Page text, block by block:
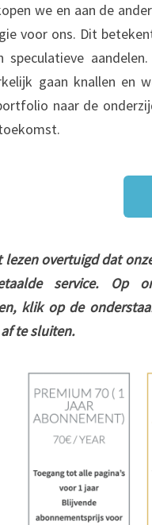
we en aan de
voor ons. Dit
speculatieve
gaan knallen en
naar de
lezen overtuigd dat
service. Op
klik op de
te sluiten.